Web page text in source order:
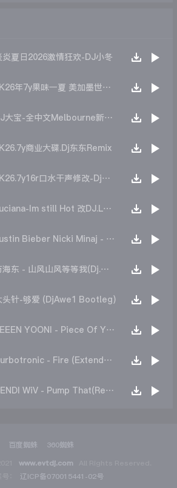
炎夏日2026激情狂欢-DJ小冬
【沈风串烧】2K26年7y果味一夏 美加墨世界杯主题跳舞派对专辑 - Dj.阿帅
【沈风串烧】DJ大宝-全中文Melbourne新弹跳一飞冲天重低音上劲风暴MUSIC慢摇大碟
商业大碟.Dj东东Remix
【沈风串烧】2K26.7y16r口水干声修改-Dj东东Remix
【沈风外文】Luciana-Im still Hot 改DJ.LoZe
【沈风外文】Justin Bieber Nicki Minaj - Beauty And A Beat (DjHope小春 Extended Mix)
【沈风中文】万海东 - 山风山风等等我(Dj.阿洋 Extended Mix)
头针-够爱 (DjAwe1 Bootleg)
【韩风弹跳】VEEEN YOONI - Piece Of Your Heart (Remix)
【韩风弹跳】Turbotronic - Fire (Extended Mix)
【韩风弹跳】TENDI WiV - Pump That(Remix)
百度蜘蛛 360蜘蛛
www.evtdj.com
辽ICP备070015441-02号